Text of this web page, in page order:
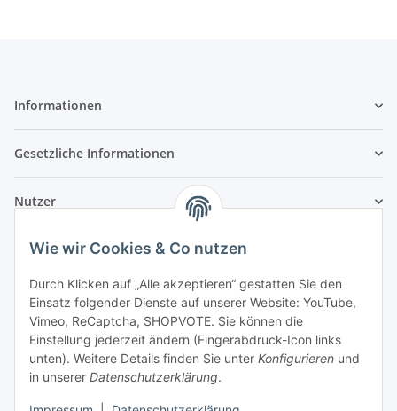
Wie wir Cookies & Co nutzen
Durch Klicken auf „Alle akzeptieren“ gestatten Sie den
Einsatz folgender Dienste auf unserer Website: YouTube,
Vimeo, ReCaptcha, SHOPVOTE. Sie können die
Einstellung jederzeit ändern (Fingerabdruck-Icon links
unten). Weitere Details finden Sie unter Konfigurieren und
in unserer Datenschutzerklärung.
Informationen
Gesetzliche Informationen
Nutzer